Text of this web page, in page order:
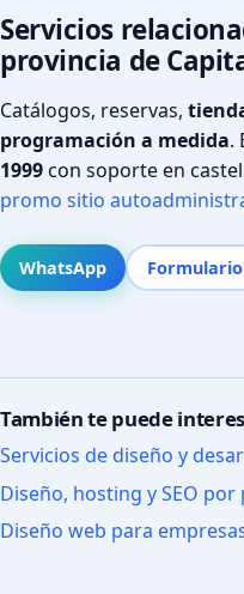
Servicios
provincia de
Catálogos, reservas,
programación a medida.
1999con soporte en
promo sitio
WhatsApp
También te puede
Servicios de diseño y
Diseño, hosting y SEO por
Diseño web para